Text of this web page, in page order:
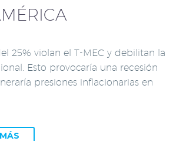
25% violan el T-MEC y debilitan la
Esto provocaría una recesión
presiones inflacionarias en